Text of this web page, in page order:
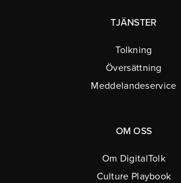
TJÄNSTER
Tolkning
Översättning
Meddelandeservice
OM OSS
Om DigitalTolk
Culture Playbook